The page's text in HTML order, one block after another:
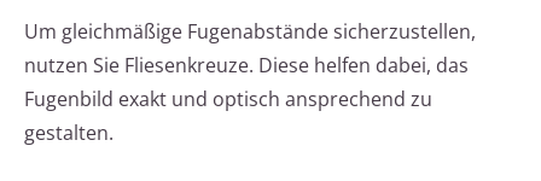
Um gleichmäßige Fugenabstände sicherzustellen,
nutzen Sie Fliesenkreuze. Diese helfen dabei, das
Fugenbild exakt und optisch ansprechend zu
gestalten.